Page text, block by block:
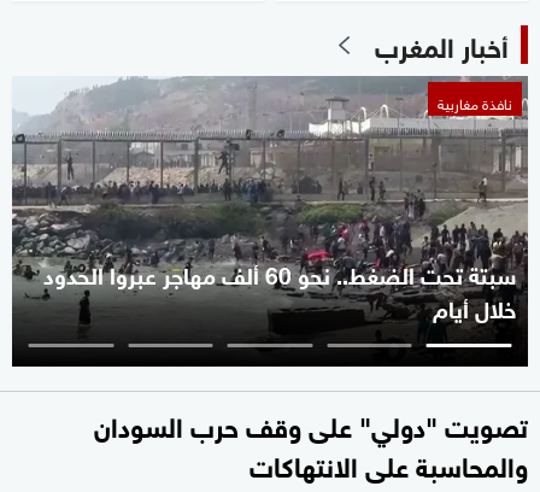
أخبار المغرب
نافذة مغاربية
سبتة تحت الضغط.. نحو 60 ألف مهاجر عبروا الحدود
خلال أيام
تصويت "دولي" على وقف حرب السودان
والمحاسبة على الانتهاكات